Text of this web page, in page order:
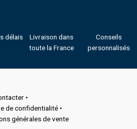
délais
Livraison dans
toute la France
Conseils
personnalisés
•
de confidentialité •
générales de vente